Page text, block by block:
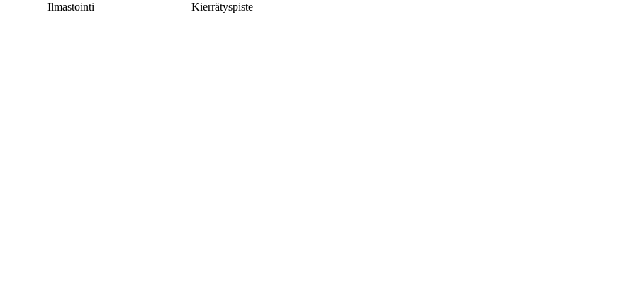
Ilmastointi Kierrätyspiste